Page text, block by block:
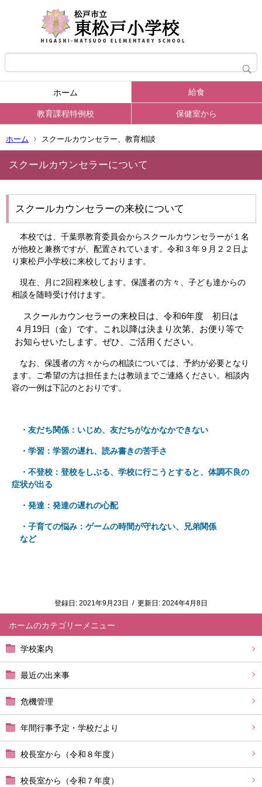
ホーム 給食
教育課程特例校 保健室から
ホーム スクールカウンセラー、教育相談
ホーム
学校案内
最近の出来事
危機管理
年間行事予定・学校だより
校長室から（令和８年度）
校長室から（令和７年度）
スクールカウンセラーについて
スクールカウンセラーの来校について
本校では、千葉県教育委員会からスクールカウンセラーが１名
が他校と兼務ですが、配置されています。令和３年９月２２日よ
り東松戸小学校に来校しております。
現在、月に2回程来校します。保護者の方々、子ども達からの
相談を随時受け付けます。
スクールカウンセラーの来校日は、令和6年度 初日は
４月19日（金）です。これ以降は決まり次第、お便り等で
お知らせいたします。ぜひ、ご活用ください。
なお、保護者の方々からの相談については、予約が必要となり
ます。ご希望の方は担任または教頭までご連絡ください。相談内
容の一例は下記のとおりです。
・友だち関係：いじめ、友だちがなかなかできない
・学習：学習の遅れ、読み書きの苦手さ
・不登校：登校をしぶる、学校に行こうとすると、体調不良の
症状が出る
・発達：発達の遅れの心配
・子育ての悩み：ゲームの時間が守れない、兄弟関係
など
登録日: 2021年9月23日 / 更新日: 2024年4月8日